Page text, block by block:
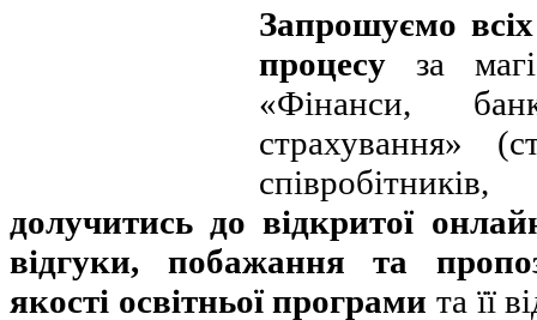
Запрошуємо
процесуза
«Фінанси,
страхування»
долучитись до відкритої
відгуки, побажання та
якості освітньої програми та її